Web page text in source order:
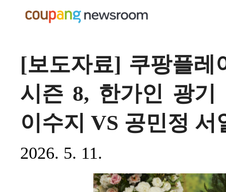
[보도자료] 쿠팡플레
시즌 8, 한가인 광기
이수지 VS 공민정
2026. 5. 11.